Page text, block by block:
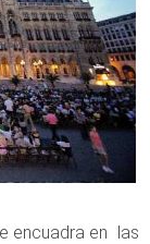
encuadra en las